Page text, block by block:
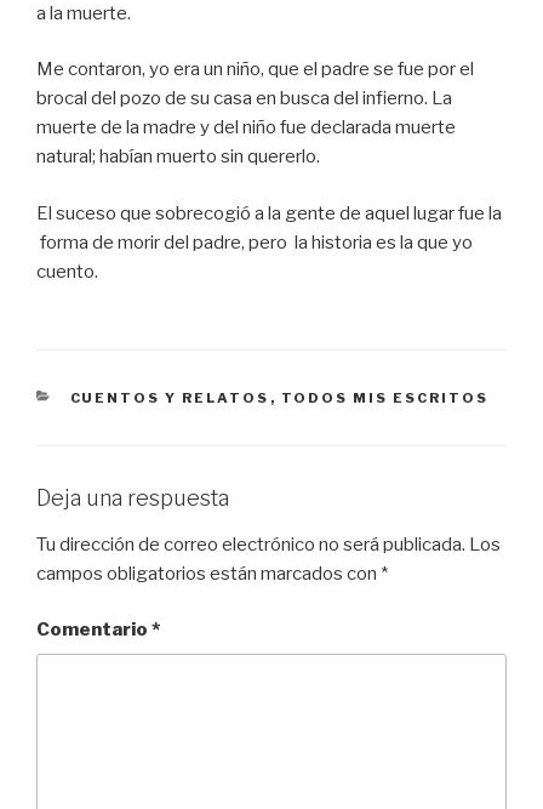
a la muerte.
Me contaron, yo era un niño, que el padre se fue por el
brocal del pozo de su casa en busca del infierno. La
muerte de la madre y del niño fue declarada muerte
natural; habían muerto sin quererlo.
El suceso que sobrecogió a la gente de aquel lugar fue la
forma de morir del padre, pero la historia es la que yo
cuento.
CATEGORÍAS
CUENTOS Y RELATOS , TODOS MIS ESCRITOS
Deja una respuesta
Tu dirección de correo electrónico no será publicada. Los
campos obligatorios están marcados con *
Comentario *